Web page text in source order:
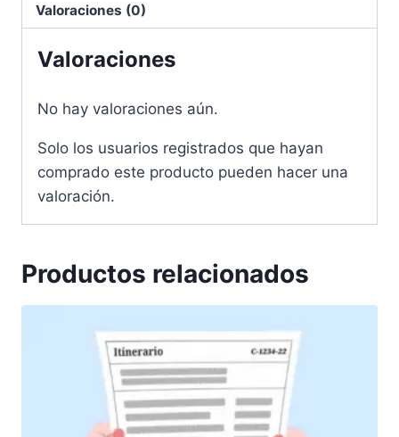
Valoraciones (0)
Valoraciones
No hay valoraciones aún.
Solo los usuarios registrados que hayan
comprado este producto pueden hacer una
valoración.
Productos relacionados